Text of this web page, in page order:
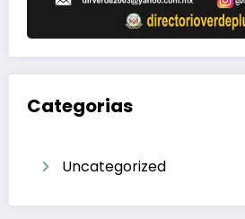
Categorias
Uncategorized